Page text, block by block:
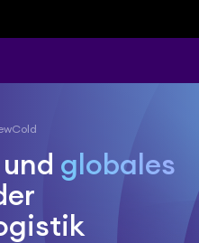
und globales